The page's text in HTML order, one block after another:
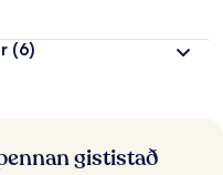
(6)
gististað